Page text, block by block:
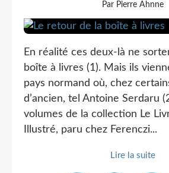
Par Pierre Ahnne
En réalité ces deux-là ne
boîte à livres (1). Mais ils
pays normand où, chez
d’ancien, tel Antoine Serdaru
volumes de la collection Le
Illustré, paru chez Ferenczi...
Lire la suite